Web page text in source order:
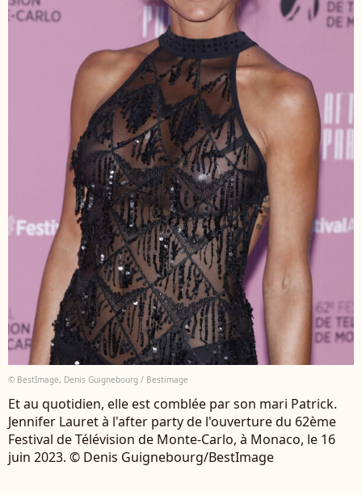
© BestImage, Denis Guignebourg / Bestimage
Et au quotidien, elle est comblée par son mari Patrick.
Jennifer Lauret à l'after party de l'ouverture du 62ème
Festival de Télévision de Monte-Carlo, à Monaco, le 16
juin 2023. © Denis Guignebourg/BestImage